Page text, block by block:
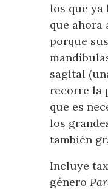
los que ya
que ahora
porque
sagital
recorre la
que es
los
también
Incluye
género